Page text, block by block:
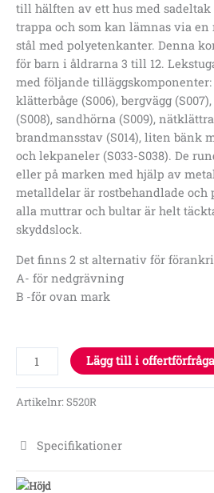
till hälften av ett hus med
trappa och som kan lämnas via
stål med polyetenkanter. Denna
för barn i åldrarna 3 till 12.
med följande tilläggskomponenter:
klätterbåge (S006), bergvägg
(S008), sandhörna (S009),
brandmansstav (S014), liten bänk
och lekpaneler (S033-S038). De
eller på marken med hjälp av
metalldelar är rostbehandlade och
alla muttrar och bultar är helt
skyddslock.
Det finns 2 st alternativ för
A- för nedgrävning
B -för ovan mark
Lägg till i
Artikelnr:S520R
Specifikationer